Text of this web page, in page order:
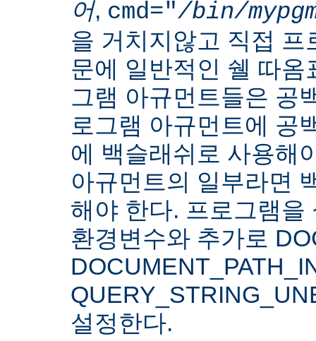
어, cmd="/bin/
을 거치지않고 직접
문에 일반적인 쉘 따옴
그램 아규먼트들은 공
로그램 아규먼트에 공
에 백슬래쉬로 사용해
아규먼트의 일부라면
해야 한다. 프로그램을
환경변수와 추가로
설정한다.